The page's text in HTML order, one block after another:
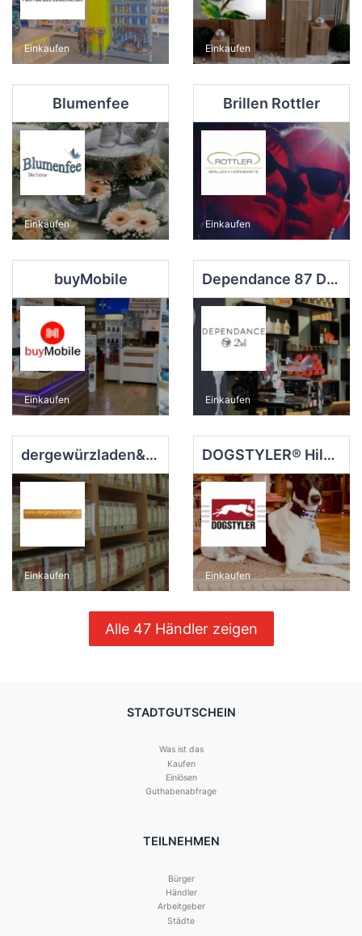
Einkaufen Einkaufen
Blumenfee
Einkaufen
Brillen Rottler
Einkaufen
buyMobile
Einkaufen
Dependance 87 Deli
Einkaufen
dergewürzladen&dasteeparadies
Einkaufen
DOGSTYLER® Hilden
Einkaufen
Alle 47 Händler zeigen
STADTGUTSCHEIN
Was ist das
Kaufen
Einlösen
Guthabenabfrage
TEILNEHMEN
Bürger
Händler
Arbeitgeber
Städte